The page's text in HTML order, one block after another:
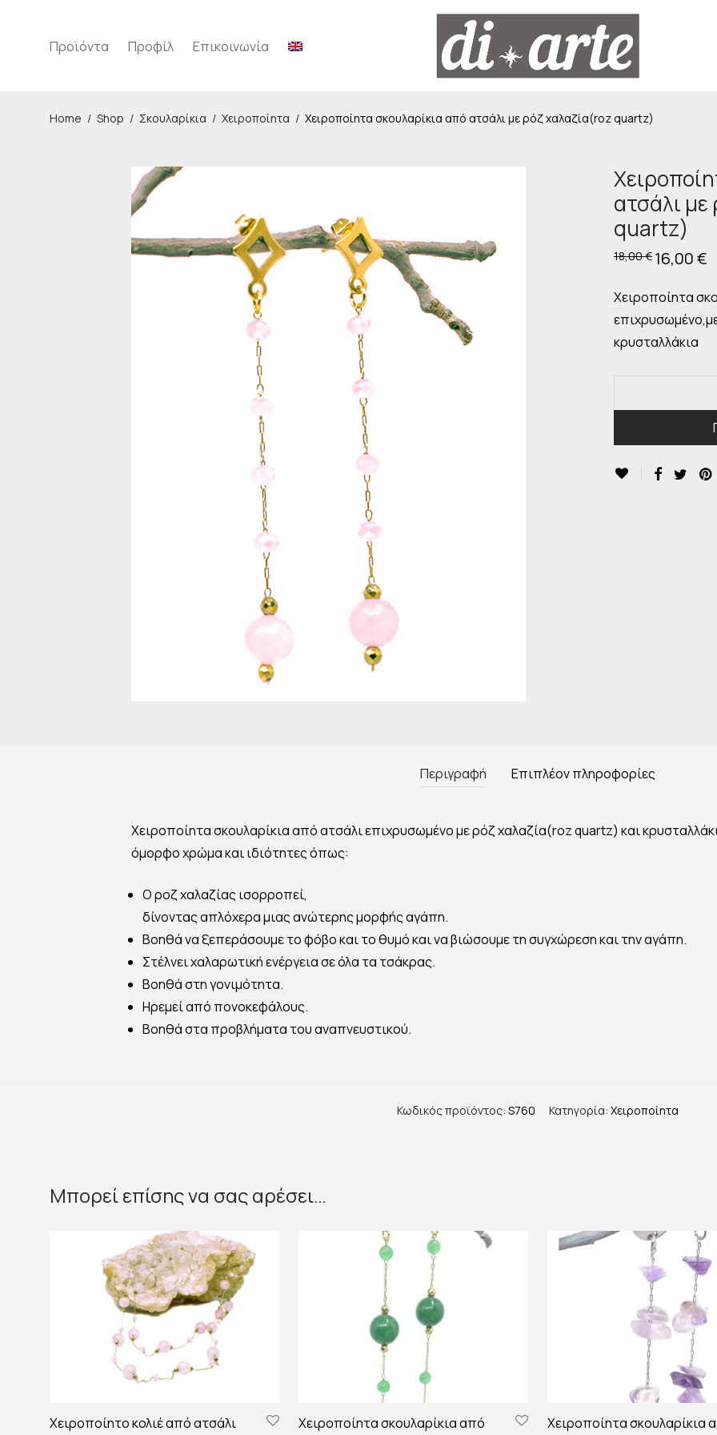
Προϊόντα Προφίλ Επικοινωνία
Home / Shop / Σκουλαρίκια / Χειροποίητα / Χειροποίητα σκουλαρίκια από ατσάλι με ρόζ χαλαζία(roz quartz)
ατσάλι
quartz)
18,00€ Original
price
18,00 €.
16,00€
Χειροποίητα
κρυσταλλάκια
Περιγραφή Επιπλέον πληροφορίες
Χειροποίητα σκουλαρίκια από ατσάλι επιχρυσωμένο με ρόζ χαλαζία(roz quartz) και
όμορφο χρώμα και ιδιότητες όπως:
Ο ροζ χαλαζίας ισορροπεί,
δίνοντας απλόχερα μιας ανώτερης μορφής αγάπη.
Βοηθά να ξεπεράσουμε το φόβο και το θυμό και να βιώσουμε τη συγχώρεση και την αγάπη.
Στέλνει χαλαρωτική ενέργεια σε όλα τα τσάκρας.
Βοηθά στη γονιμότητα.
Ηρεμεί από πονοκεφάλους.
Βοηθά στα προβλήματα του αναπνευστικού.
Κωδικός προϊόντος: S760 Κατηγορία: Χειροποίητα
Μπορεί επίσης να σας αρέσει…
Χειροποίητο κολιέ από ατσάλι
Χειροποίητα σκουλαρίκια από
Χειροποίητα σκουλαρίκια